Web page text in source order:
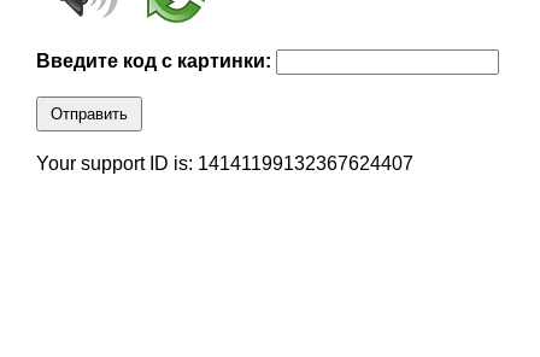
Введите код с картинки:
Отправить
Your support ID is: 14141199132367624407